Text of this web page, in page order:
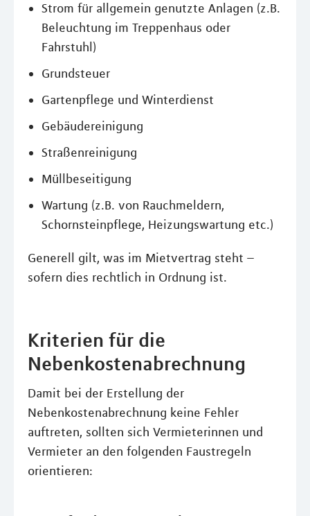
Strom für allgemein genutzte Anlagen (z.B.
Beleuchtung im Treppenhaus oder
Fahrstuhl)
Grundsteuer
Gartenpflege und Winterdienst
Gebäudereinigung
Straßenreinigung
Müllbeseitigung
Wartung (z.B. von Rauchmeldern,
Schornsteinpflege, Heizungswartung etc.)
Generell gilt, was im Mietvertrag steht –
sofern dies rechtlich in Ordnung ist.
Kriterien für die
Nebenkostenabrechnung
Damit bei der Erstellung der
Nebenkostenabrechnung keine Fehler
auftreten, sollten sich Vermieterinnen und
Vermieter an den folgenden Faustregeln
orientieren: